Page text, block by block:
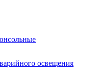
освещения